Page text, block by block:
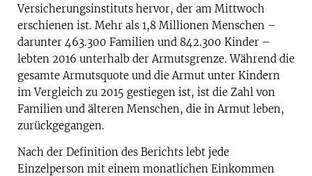
Versicherungsinstituts hervor, der am Mittwoch
erschienen ist. Mehr als 1,8 Millionen Menschen –
darunter 463.300 Familien und 842.300 Kinder –
lebten 2016 unterhalb der Armutsgrenze. Während die
gesamte Armutsquote und die Armut unter Kindern
im Vergleich zu 2015 gestiegen ist, ist die Zahl von
Familien und älteren Menschen, die in Armut leben,
zurückgegangen.
Nach der Definition des Berichts lebt jede
Einzelperson mit einem monatlichen Einkommen